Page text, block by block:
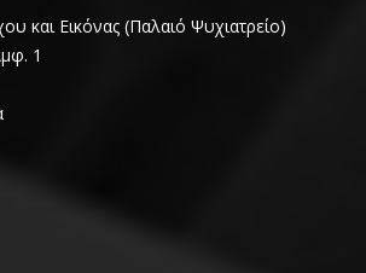
και Εικόνας (Παλαιό Ψυχιατρείο)
1